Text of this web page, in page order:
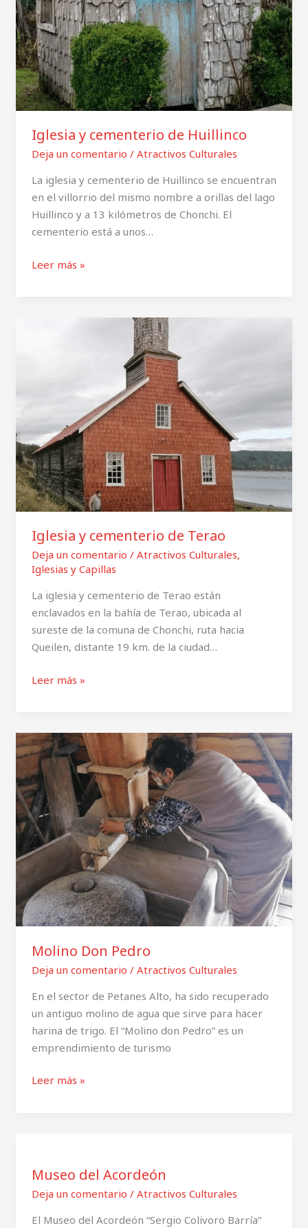
Iglesia y cementerio de Huillinco
Deja un comentario / Atractivos Culturales
La iglesia y cementerio de Huillinco se encuentran
en el villorrio del mismo nombre a orillas del lago
Huillinco y a 13 kilómetros de Chonchi. El
cementerio está a unos…
Leer más »
Iglesia y cementerio de Terao
Deja un comentario / Atractivos Culturales,
Iglesias y Capillas
La iglesia y cementerio de Terao están
enclavados en la bahía de Terao, ubicada al
sureste de la comuna de Chonchi, ruta hacia
Queilen, distante 19 km. de la ciudad…
Leer más »
Molino Don Pedro
Deja un comentario / Atractivos Culturales
En el sector de Petanes Alto, ha sido recuperado
un antiguo molino de agua que sirve para hacer
harina de trigo. El “Molino don Pedro” es un
emprendimiento de turismo
Molino
Don
Pedro
Leer más »
Museo del Acordeón
Deja un comentario / Atractivos Culturales
El Museo del Acordeón “Sergio Colivoro Barría”
Acordeón